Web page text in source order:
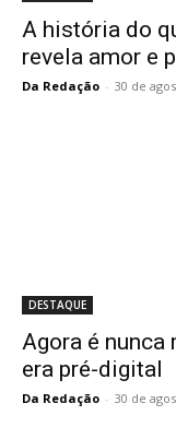
A história do
revela amor e
Da Redação - 30 de
DESTAQUE
Agora é
era pré-digital
Da Redação - 30 de